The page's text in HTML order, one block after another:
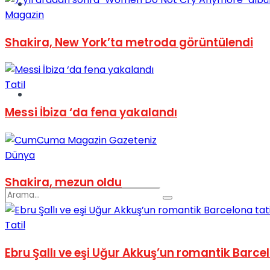
Spor
Magazin
Shakira, New York’ta metroda görüntülendi
Tatil
Messi İbiza ‘da fena yakalandı
Dünya
Shakira, mezun oldu
Tatil
Ebru Şallı ve eşi Uğur Akkuş’un romantik